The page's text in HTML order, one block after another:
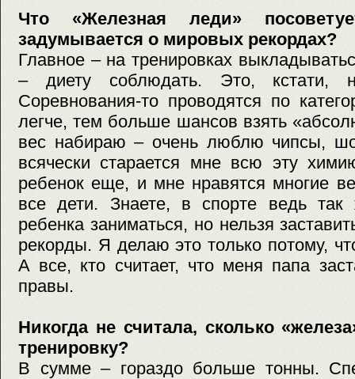
Что «Железная леди»
задумывается о мировых рекордах?
Главное – на тренировках
– диету соблюдать. Это, кстати,
Соревнования-то проводятся по
легче, тем больше шансов взять
вес набираю – очень люблю чипсы,
всячески старается мне всю эту
ребенок еще, и мне нравятся многие
все дети. Знаете, в спорте ведь так
ребенка заниматься, но нельзя
рекорды. Я делаю это только потому,
А все, кто считает, что меня папа
правы.
Никогда не считала, сколько
тренировку?
В сумме – гораздо больше тонны.